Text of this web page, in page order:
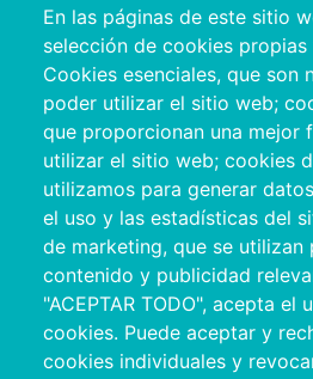
En las páginas de este sitio
selección de cookies
Cookies esenciales, que son
poder utilizar el sitio web;
que proporcionan una mejor
utilizar el sitio web; cookies
utilizamos para generar
el uso y las estadísticas del
de marketing, que se utilizan
contenido y publicidad
"ACEPTAR TODO", acepta el
cookies. Puede aceptar y
cookies individuales y
Pontevedra
+34 986 804 100 |
Copyright © 2026.
Pontevedra.Todos os